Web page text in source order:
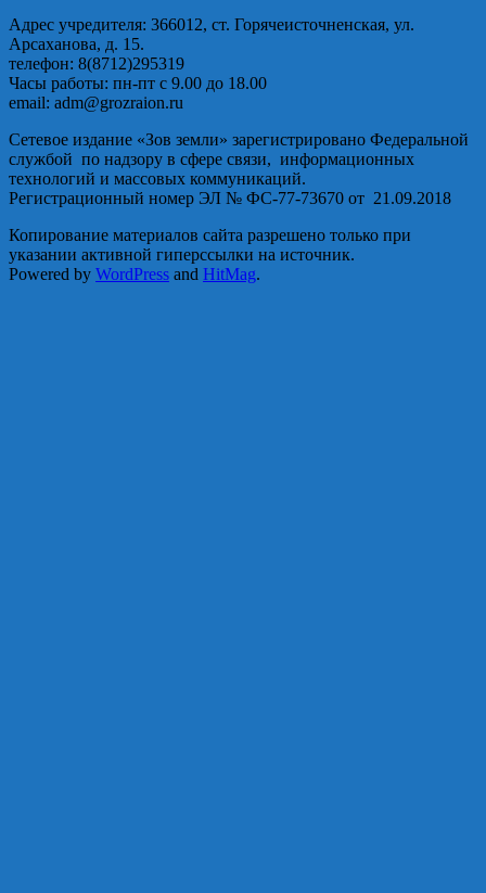
Адрес учредителя: 366012, ст. Горячеисточненская, ул.
Арсаханова, д. 15.
телефон: 8(8712)295319
Часы работы: пн-пт с 9.00 до 18.00
email: adm@grozraion.ru
Сетевое издание «Зов земли» зарегистрировано Федеральной
службой по надзору в сфере связи, информационных
технологий и массовых коммуникаций.
Регистрационный номер ЭЛ № ФС-77-73670 от 21.09.2018
Копирование материалов сайта разрешено только при
указании активной гиперссылки на источник.
Powered by WordPress and HitMag.